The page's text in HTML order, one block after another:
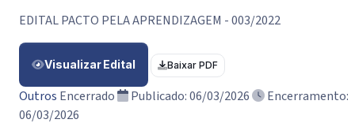
EDITAL PACTO PELA APRENDIZAGEM - 003/2022
Visualizar Edital Baixar PDF
Outros Encerrado Publicado: 06/03/2026
Encerramento:
06/03/2026